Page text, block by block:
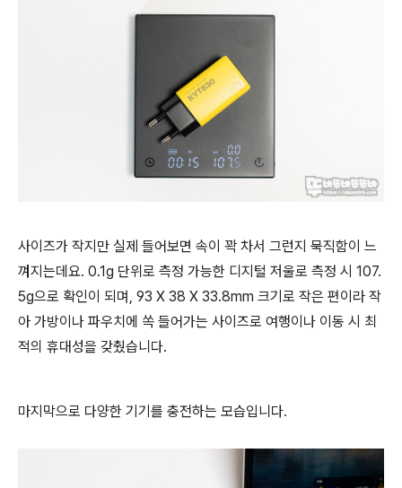
사이즈가 작지만 실제 들어보면 속이 꽉 차서 그런지 묵직함이 느
껴지는데요. 0.1g 단위로 측정 가능한 디지털 저울로 측정 시 107.
5g으로 확인이 되며, 93 X 38 X 33.8mm 크기로 작은 편이라 작
아 가방이나 파우치에 쏙 들어가는 사이즈로 여행이나 이동 시 최
적의 휴대성을 갖췄습니다.
마지막으로 다양한 기기를 충전하는 모습입니다.